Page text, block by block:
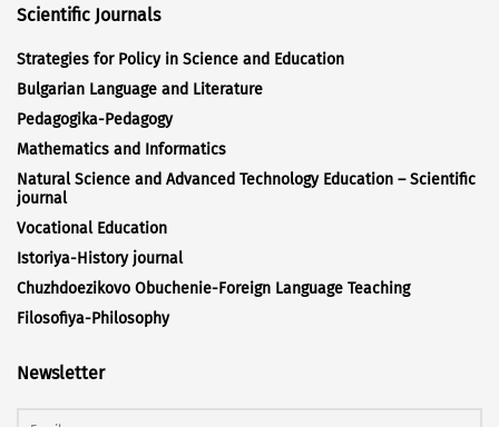
Scientific Journals
Strategies for Policy in Science and Education
Bulgarian Language and Literature
Pedagogika-Pedagogy
Mathematics and Informatics
Natural Science and Advanced Technology Education – Scientific
journal
Vocational Education
Istoriya-History journal
Chuzhdoezikovo Obuchenie-Foreign Language Teaching
Filosofiya-Philosophy
Newsletter